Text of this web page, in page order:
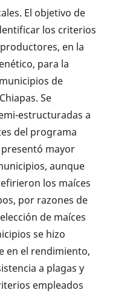
El objetivo de
los criterios
en la
para la
de
Se
estructuradas a
del programa
presentó mayor
aunque
los maíces
por razones de
de maíces
se hizo
en el rendimiento,
a plagas y
empleados